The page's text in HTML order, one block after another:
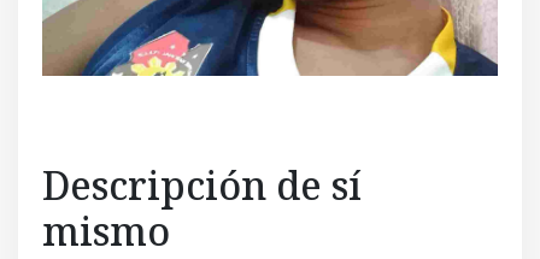
Descripción de sí
mismo